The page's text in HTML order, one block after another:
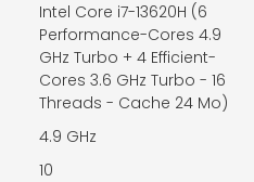
Intel Core i7-13620H (6
Performance-Cores 4.9
GHz Turbo + 4 Efficient-
Cores 3.6 GHz Turbo - 16
Threads - Cache 24 Mo)
4.9 GHz
10